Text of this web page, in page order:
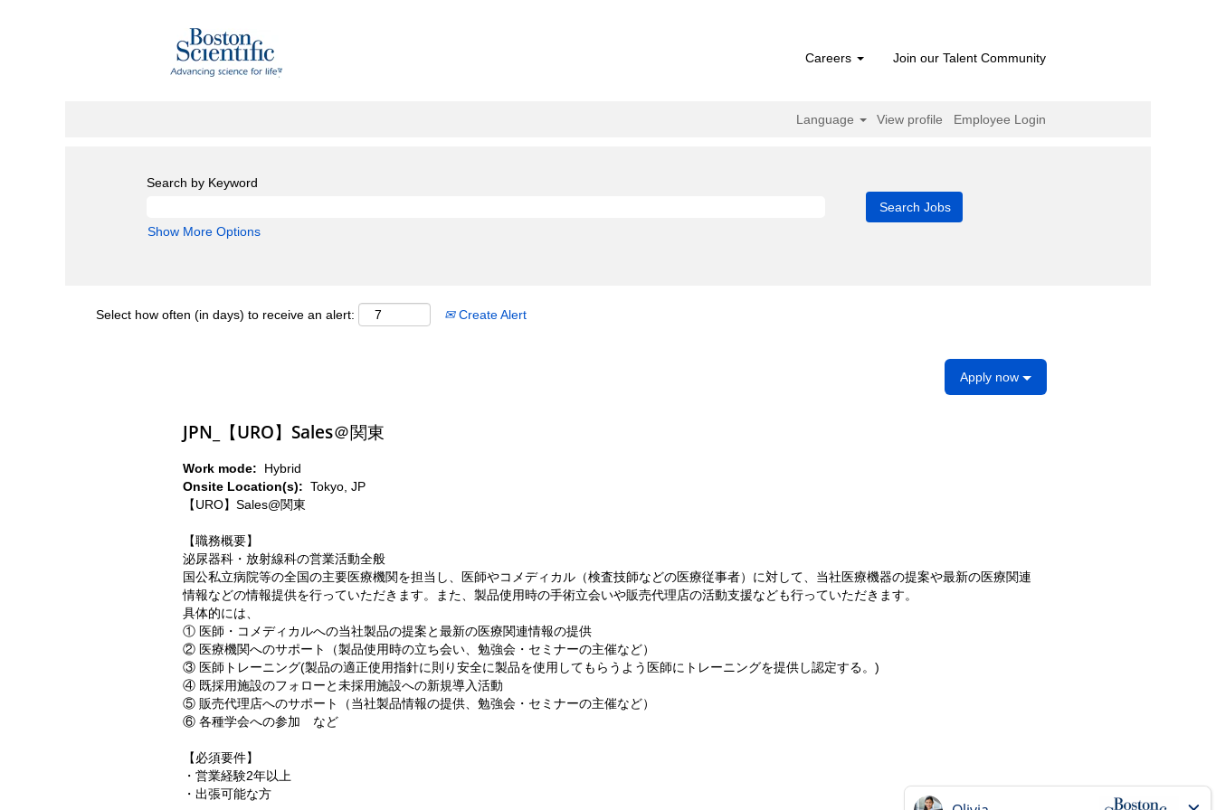
Careers Join our Talent Community
Language View profile Employee Login
Search by Keyword
Show More Options
Select how often (in days) to receive an alert: Create Alert
Apply now
JPN_【URO】Sales＠関東
Work mode: Hybrid
Onsite Location(s): Tokyo, JP
【URO】Sales@関東
【職務概要】
泌尿器科・放射線科の営業活動全般
国公私立病院等の全国の主要医療機関を担当し、医師やコメディカル（検査技師などの医療従事者）に対して、当社医療機器の提案や最新の医療関連
情報などの情報提供を行っていただきます。また、製品使用時の手術立会いや販売代理店の活動支援なども行っていただきます。
具体的には、
① 医師・コメディカルへの当社製品の提案と最新の医療関連情報の提供
② 医療機関へのサポート（製品使用時の立ち会い、勉強会・セミナーの主催など）
③ 医師トレーニング(製品の適正使用指針に則り安全に製品を使用してもらうよう医師にトレーニングを提供し認定する。)
④ 既採用施設のフォローと未採用施設への新規導入活動
⑤ 販売代理店へのサポート（当社製品情報の提供、勉強会・セミナーの主催など）
⑥ 各種学会への参加 など
【必須要件】
・営業経験2年以上
・出張可能な方